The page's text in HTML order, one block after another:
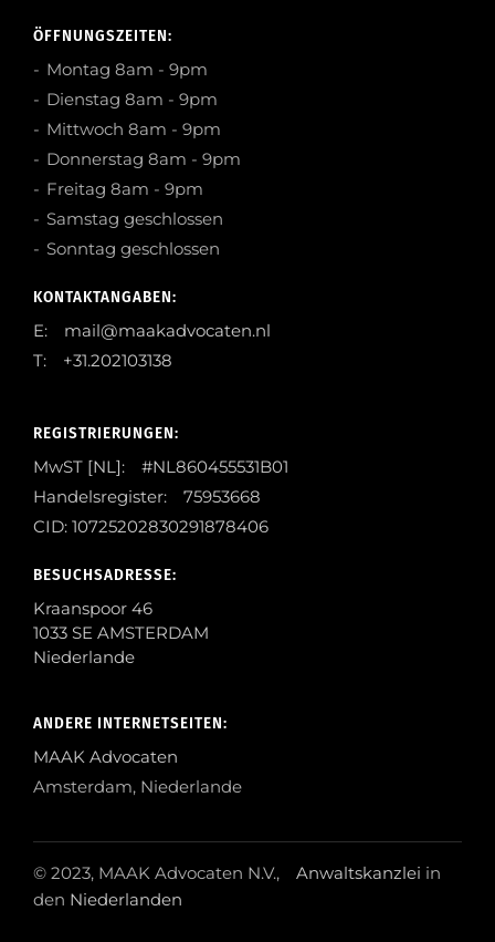
ÖFFNUNGSZEITEN:
Montag 8am - 9pm
Dienstag 8am - 9pm
Mittwoch 8am - 9pm
Donnerstag 8am - 9pm
Freitag 8am - 9pm
Samstag geschlossen
Sonntag geschlossen
KONTAKTANGABEN:
E: mail@maakadvocaten.nl
T: +31.202103138
REGISTRIERUNGEN:
MwST [NL]: #NL860455531B01
Handelsregister: 75953668
CID: 10725202830291878406
BESUCHSADRESSE:
Kraanspoor 46
1033 SE AMSTERDAM
Niederlande
ANDERE INTERNETSEITEN:
MAAK Advocaten
Amsterdam, Niederlande
© 2023, MAAK Advocaten N.V., Anwaltskanzlei in
den Niederlanden